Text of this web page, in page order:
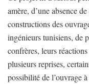
amère, d’une absence
constructions des
ingénieurs tunisiens, de
confrères, leurs
plusieurs reprises,
possibilité de l’ouvrage